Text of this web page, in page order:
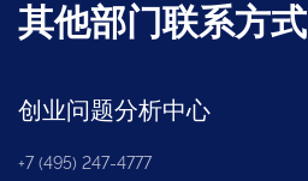
其他部门联系方式
创业问题分析中心
+7 (495) 247-4777